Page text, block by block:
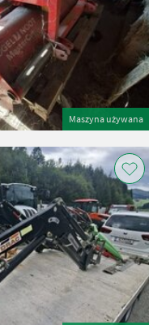
Maszyna używana